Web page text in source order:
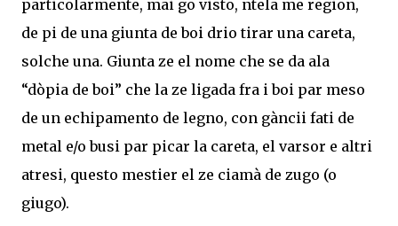
particolarmente, mai go visto, ntela me region,
de pi de una giunta de boi drio tirar una careta,
solche una. Giunta ze el nome che se da ala
“dòpia de boi” che la ze ligada fra i boi par meso
de un echipamento de legno, con gàncii fati de
metal e/o busi par picar la careta, el varsor e altri
atresi, questo mestier el ze ciamà de zugo (o
giugo).